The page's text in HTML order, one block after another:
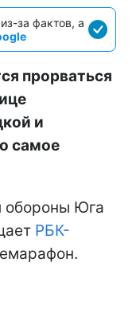
за фактов, а
прорваться
и
самое
обороны Юга
РБК-